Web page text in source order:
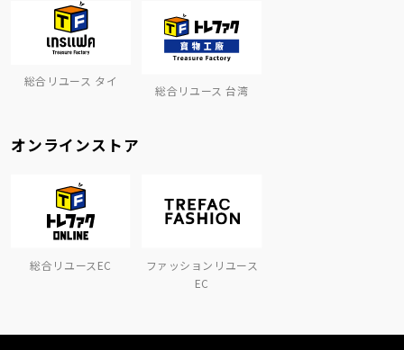
総合リユース タイ
総合リユース 台湾
オンラインストア
総合リユースEC
ファッションリユース
EC